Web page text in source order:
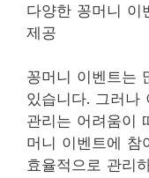
다양한 꽁머니 이
제공
꽁머니 이벤트는
있습니다. 그러나
관리는 어려움이
머니 이벤트에 참
효율적으로 관리